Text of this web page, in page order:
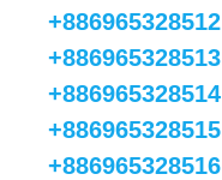
+886965328512
+886965328513
+886965328514
+886965328515
+886965328516